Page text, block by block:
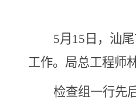
5月 15 日，汕
工作。局总工程师
检查组一行先